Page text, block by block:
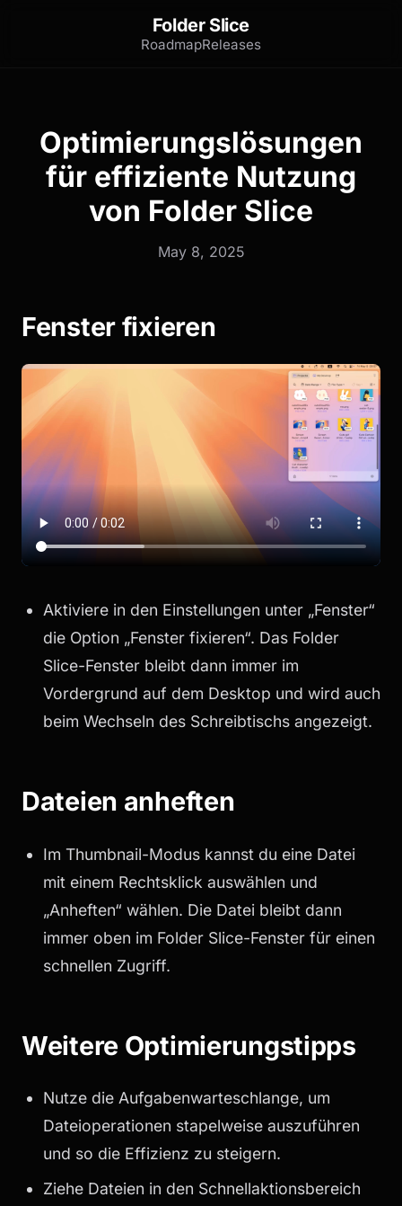
Folder Slice
RoadmapReleases
Optimierungslösungen
für effiziente Nutzung
von Folder Slice
May 8, 2025
Fenster fixieren
Aktiviere in den Einstellungen unter „Fenster“
die Option „Fenster fixieren“. Das Folder
Slice-Fenster bleibt dann immer im
Vordergrund auf dem Desktop und wird auch
beim Wechseln des Schreibtischs angezeigt.
Dateien anheften
Im Thumbnail-Modus kannst du eine Datei
mit einem Rechtsklick auswählen und
„Anheften“ wählen. Die Datei bleibt dann
immer oben im Folder Slice-Fenster für einen
schnellen Zugriff.
Weitere Optimierungstipps
Nutze die Aufgabenwarteschlange, um
Dateioperationen stapelweise auszuführen
und so die Effizienz zu steigern.
Ziehe Dateien in den Schnellaktionsbereich